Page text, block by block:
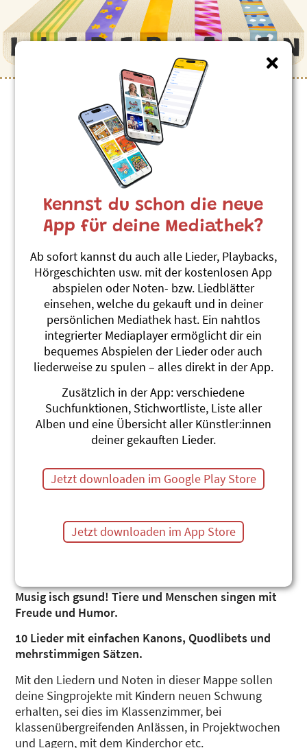
SingProjekt 02
Singalong Song
Musig isch gsund! Tiere und Menschen singen mit
Freude und Humor.
10 Lieder mit einfachen Kanons, Quodlibets und
mehrstimmigen Sätzen.
Mit den Liedern und Noten in dieser Mappe sollen
deine Singprojekte mit Kindern neuen Schwung
erhalten, sei dies im Klassenzimmer, bei
klassenübergreifenden Anlässen, in Projektwochen
und Lagern, mit dem Kinderchor etc.
Kennst du schon die neue
App für deine Mediathek?
Ab sofort kannst du auch alle Lieder, Playbacks,
Hörgeschichten usw. mit der kostenlosen App
abspielen oder Noten- bzw. Liedblätter
einsehen, welche du gekauft und in deiner
persönlichen Mediathek hast. Ein nahtlos
integrierter Mediaplayer ermöglicht dir ein
bequemes Abspielen der Lieder oder auch
liederweise zu spulen – alles direkt in der App.
Zusätzlich in der App: verschiedene
Suchfunktionen, Stichwortliste, Liste aller
Alben und eine Übersicht aller Künstler:innen
deiner gekauften Lieder.
Jetzt downloaden im Google Play Store
Jetzt downloaden im App Store